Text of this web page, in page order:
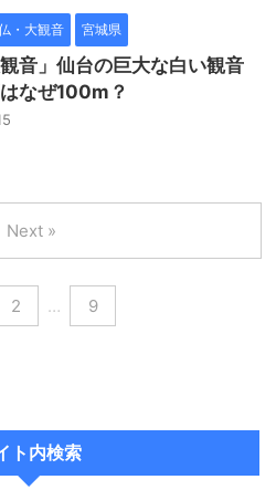
・大観音 宮城県
観音」仙台の巨大な白い観音
なぜ100m？
2 … 9
Next »
ト内検索